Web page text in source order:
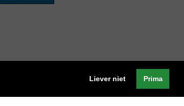
Liever niet Prima
Privacyverklaring